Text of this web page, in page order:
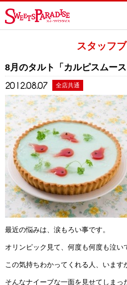
スタッフ
8月のタルト「カルピスムース
2012.08.07 全店共通
最近の悩みは、涙もろい事です。
オリンピック見て、何度も何度も泣い
この気持ちわかってくれる人、います
そんなナイーブな一面を見せてしまっ